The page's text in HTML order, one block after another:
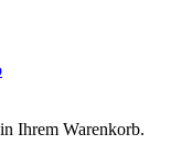
Ihrem Warenkorb.